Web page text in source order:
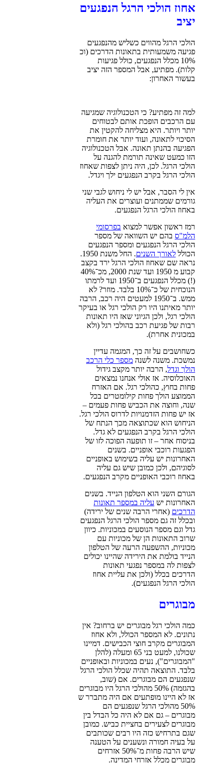
אחוז הולכי הרגל הנפגעים
יציב
הולכי הרגל מהווים כשליש מהנפגעים
פגיעה משמעותית בתאונות הדרכים (וכ
10% מכלל הנפגעים, כולל פגיעות
קלות). מפתיע, אבל המספר הזה יציב
בעשור האחרון:
למה זה מפתיע? כי הטכנולוגיה שמגיעה
עם הרכבים הופכת אותם לבטוחים
יותר ויותר. היא מצליחה להקטין את
הסיכוי לתאונה, ועוד יותר את חומרת
הפגיעה בהנתן תאונה. אבל הטכנולוגיה
הזו כמעט שאינה תורמת להגנה על
הולכי הרגל. לכן, היה ניתן לצפות שאחוז
הולכי הרגל בקרב הנפגעים ילך ויגדל.
אין לי הסבר, אבל יש לי ניחוש לגבי שני
גורמים שממתנים ועוצרים את העליה
באחוז הולכי הרגל הנפגעים.
רמז ראשון אפשר למצוא בפרסומי
הלמ"ס בהם יש השוואה של מספר
הולכי הרגל הנפגעים ומספר הנפגעים
הכולל לאורך השנים
. החל משנת 1950.
נראה שם שאחוז הולכי הרגל ירד בקצב
קבוע מ 1950 ועד שנת 2000, מכ־40%
(!) מכלל הנפגעים ב־1950 ועד לרמתו
הנוכחית של כ־10% בלבד. מוזר? לא
ממש. ב־1950 למעטים היה רכב, הרבה
יותר מאיתנו היו רק הולכי רגל או בעיקר
הולכי רגל, ולכן הגיוני שאז היו תאונות
רבות של פגיעת רכב בהולכי רגל (ולא
במכונית אחרת).
כשחושבים על זה כך, המגמה עדיין
נמשכת. משנה לשנה מספר כלי הרכב
הולך וגדל, הרבה יותר מקצב גידול
האוכלוסיה. אז אולי אנחנו נמצאים
פחות בחוץ, כהולכי רגל. אם האזרח
הממוצע הולך פחות קילומטרים בכל
שנה, וחוצה את הכביש פחות פעמים –
אז יש פחות הזדמנויות לדרוס הולכי רגל.
הניחוש הוא שכתוצאה מכך הנתח של
הולכי הרגל בקרב הנפגעים לא גדל.
בניסוח אחר – זו תופעה הפוכה לזו של
הפגעות רוכבי אופניים. בשנים
האחרונות יש עליה בשימוש באופניים
לסוגיהם, ולכן כמובן שיש גם עליה
באחוז רוכבי האופניים מקרב הנפגעים.
הגורם השני הוא הטלפון הנייד. בשנים
האחרונות יש עליה במספר תאונות
הדרכים (אחרי הרבה שנים של ירידה)
ובכלל זה גם מספר הולכי הרגל הנפגעים
גדל וגם מספר הנוסעים במכוניות. כיוון
שרוב התאונות הן של מכוניות עם
מכוניות, ההשפעה הרעה של הטלפון
הנייד בולמת את הירידה שהיינו יכולים
לצפות לה במספר נפגעי תאונות
הדרכים בכלל (ולכן את עליית אחוז
הולכי הרגל הנפגעים).
מבוגרים
כמה הולכי רגל מבוגרים יש ברחוב? אין
נתונים. לא המספר הכולל, ולא אחוז
המבוגרים מקרב חוצי הכבישים. דמיינו
שכולנו, למעט בני 65 ומעלה (להלן
"המבוגרים"), נעים במכוניות ובאופניים
בלבד. התוצאה תהיה שכלל הולכי הרגל
שנפגעים הם מבוגרים. אם (שוב,
בהגזמה) 50% מהולכי הרגל היו מבוגרים
אז לא היינו מופתעים אם היה מתברר ש
50% מהולכי הרגל שנפגעים הם
מבוגרים – גם אם לא היה כל הבדל בין
מבוגרים לצעירים בחציית כביש. כמובן
שגם בתרחיש כזה היו רבים שכותבים
על בעיה חמורה ונשענים על הטענה
שיש הרבה פחות מ־50% אזרחים
מבוגרים מכלל אזרחי המדינה.